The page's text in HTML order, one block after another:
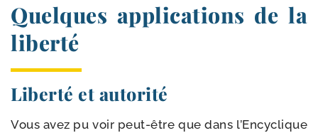
Quelques applications de la
liberté
Liberté et autorité
Vous avez pu voir peut-​être que dans l’Encyclique